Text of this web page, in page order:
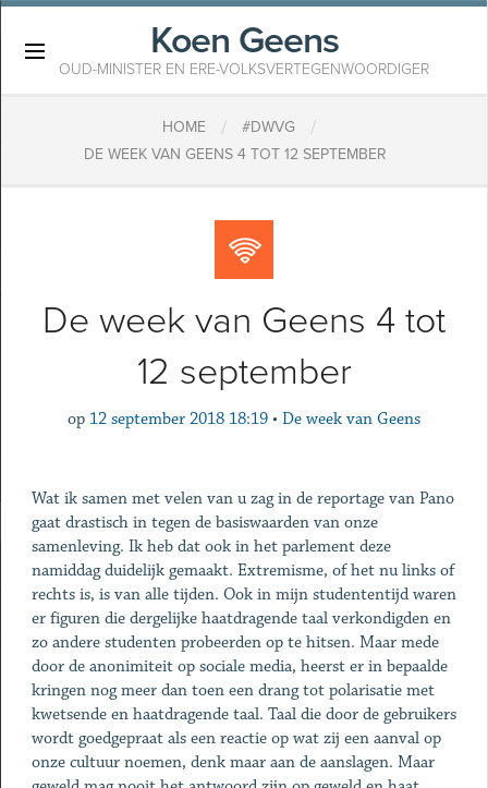
Koen Geens
OUD-MINISTER EN ERE-VOLKSVERTEGENWOORDIGER
HOME / #DWVG /
DE WEEK VAN GEENS 4 TOT 12 SEPTEMBER
De week van Geens 4 tot
12 september
op 12 september 2018 18:19 • De week van Geens
Wat ik samen met velen van u zag in de reportage van Pano
gaat drastisch in tegen de basiswaarden van onze
samenleving. Ik heb dat ook in het parlement deze
namiddag duidelijk gemaakt. Extremisme, of het nu links of
rechts is, is van alle tijden. Ook in mijn studententijd waren
er figuren die dergelijke haatdragende taal verkondigden en
zo andere studenten probeerden op te hitsen. Maar mede
door de anonimiteit op sociale media, heerst er in bepaalde
kringen nog meer dan toen een drang tot polarisatie met
kwetsende en haatdragende taal. Taal die door de gebruikers
wordt goedgepraat als een reactie op wat zij een aanval op
onze cultuur noemen, denk maar aan de aanslagen. Maar